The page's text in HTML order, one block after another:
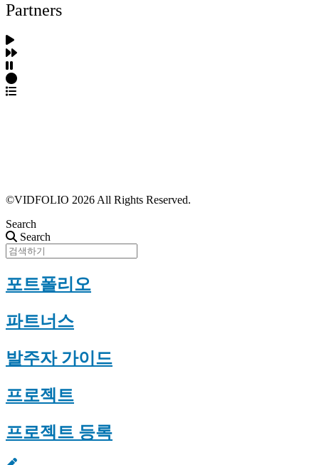
Partners
©VIDFOLIO 2026 All Rights Reserved.
Search
Search
포트폴리오
파트너스
발주자 가이드
프로젝트
프로젝트 등록